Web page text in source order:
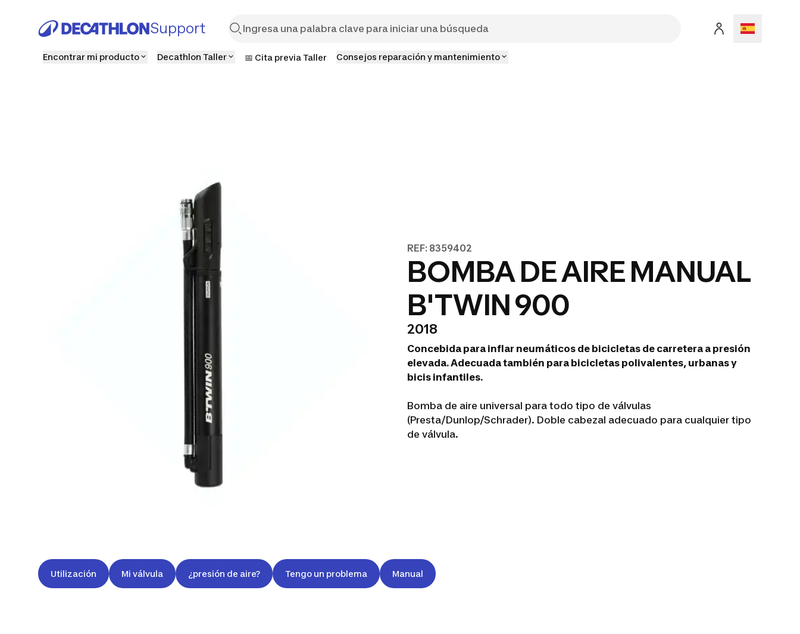
Support
Encontrar mi producto Decathlon Taller 📅 Cita previa Taller Consejos reparación y mantenimiento
REF: 8359402
BOMBA DE AIRE MANUAL
B'TWIN 900
2018
Concebida para inflar neumáticos de bicicletas de carretera a presión
elevada. Adecuada también para bicicletas polivalentes, urbanas y
bicis infantiles.
Bomba de aire universal para todo tipo de válvulas
(Presta/Dunlop/Schrader). Doble cabezal adecuado para cualquier tipo
de válvula.
Utilización Mi válvula ¿presión de aire? Tengo un problema Manual